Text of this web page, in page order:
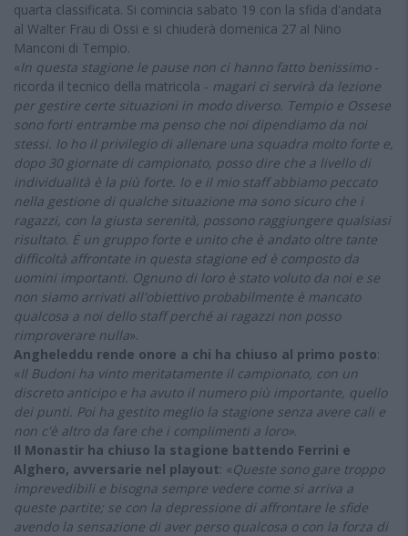
quarta classificata. Si comincia sabato 19 con la sfida d'andata
al Walter Frau di Ossi e si chiuderà domenica 27 al Nino
Manconi di Tempio.
«In questa stagione le pause non ci hanno fatto benissimo -
ricorda il tecnico della matricola - magari ci servirà da lezione
per gestire certe situazioni in modo diverso. Tempio e Ossese
sono forti entrambe ma penso che noi dipendiamo da noi
stessi. Io ho il privilegio di allenare una squadra molto forte e,
dopo 30 giornate di campionato, posso dire che a livello di
individualità è la più forte. Io e il mio staff abbiamo peccato
nella gestione di qualche situazione ma sono sicuro che i
ragazzi, con la giusta serenità, possono raggiungere qualsiasi
risultato. Ė un gruppo forte e unito che è andato oltre tante
difficoltà affrontate in questa stagione ed è composto da
uomini importanti. Ognuno di loro è stato voluto da noi e se
non siamo arrivati all'obiettivo probabilmente è mancato
qualcosa a noi dello staff perché ai ragazzi non posso
rimproverare nulla».
Angheleddu rende onore a chi ha chiuso al primo posto:
«Il Budoni ha vinto meritatamente il campionato, con un
discreto anticipo e ha avuto il numero più importante, quello
dei punti. Poi ha gestito meglio la stagione senza avere cali e
non c'è altro da fare che i complimenti a loro».
Il Monastir ha chiuso la stagione battendo Ferrini e
Alghero, avversarie nel playout: «Queste sono gare troppo
imprevedibili e bisogna sempre vedere come si arriva a
queste partite; se con la depressione di affrontare le sfide
avendo la sensazione di aver perso qualcosa o con la forza di